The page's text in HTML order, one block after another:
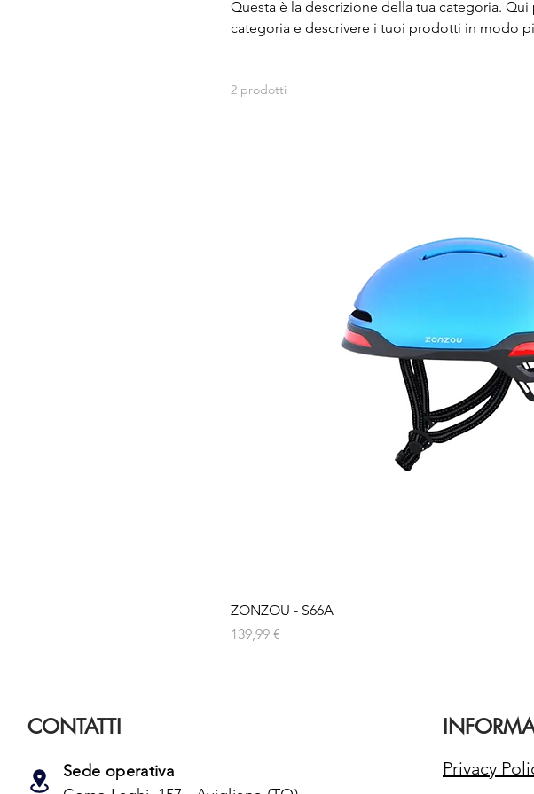
Questa è la descrizione della tua categoria.
categoria e descrivere i tuoi prodotti in modo
2 prodotti
ZONZOU - S66A
Prezzo
139,99 €
CONTATTI
Sede operativa
Privacy